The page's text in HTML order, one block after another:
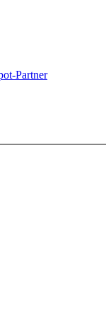
Partner